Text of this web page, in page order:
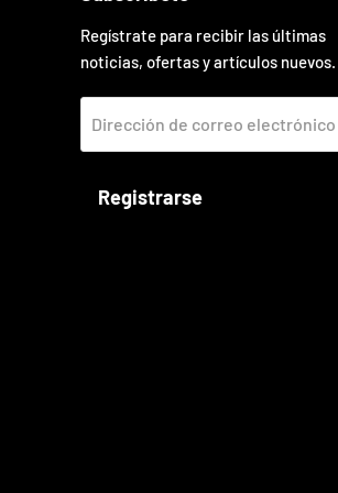
Regístrate para recibir las últimas
noticias, ofertas y artículos nuevos.
Dirección de correo electrónico
Registrarse